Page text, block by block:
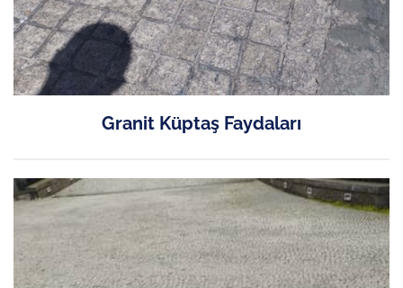
Granit Küptaş Faydaları